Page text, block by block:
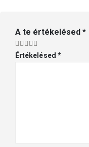
A te értékelésed *
Értékelésed *